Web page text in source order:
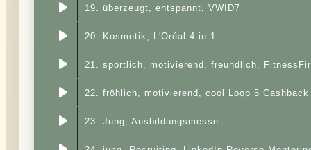
19. überzeugt, entspannt, VWID7
20. Kosmetik, L'Oréal 4 in 1
21. sportlich, motivierend, freundlich,
22. fröhlich, motivierend, cool Loop 5 Cashback
23. Jung, Ausbildungsmesse